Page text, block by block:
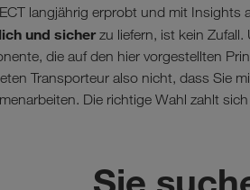
langjährig erprobt und mit
und sicher zu liefern, ist kein
die auf den hier vorgestellten
Transporteur also nicht, dass Sie
Die richtige Wahl zahlt